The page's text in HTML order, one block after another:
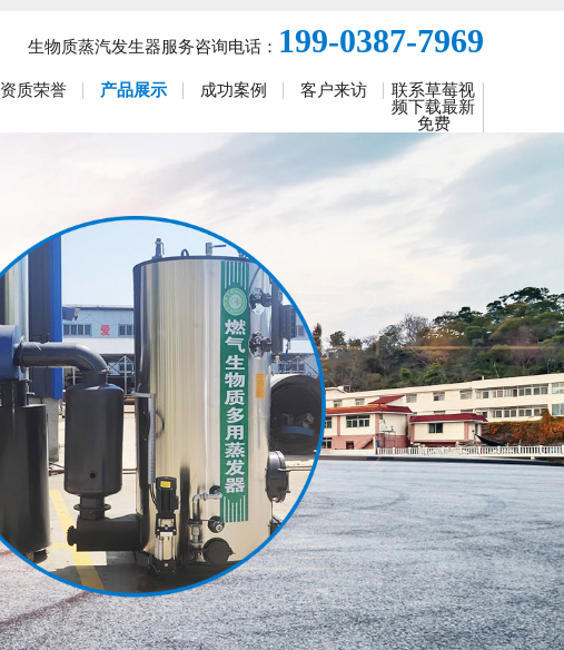
生物质蒸汽发生器服务咨询电话： 199-0387-7969
资质荣誉 产品展示 成功案例 客户来访
联系草莓视
频下载最新
免费